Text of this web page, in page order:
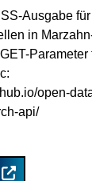
Ausgabe für
in
open-
api/